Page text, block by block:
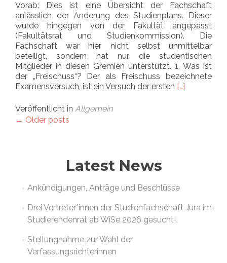
Vorab: Dies ist eine Übersicht der Fachschaft
anlässlich der Änderung des Studienplans. Dieser
wurde hingegen von der Fakultät angepasst
(Fakultätsrat und Studienkommission). Die
Fachschaft war hier nicht selbst unmittelbar
beteiligt, sondern hat nur die studentischen
Mitglieder in diesen Gremien unterstützt. 1. Was ist
der „Freischuss“? Der als Freischuss bezeichnete
Examensversuch, ist ein Versuch der ersten Read more
[…]
Veröffentlicht in Allgemein
Posts
← Older posts
Latest News
Ankündigungen, Anträge und Beschlüsse
Drei Vertreter*innen der Studienfachschaft Jura im
Studierendenrat ab WiSe 2026 gesucht!
Stellungnahme zur Wahl der
Verfassungsrichterinnen